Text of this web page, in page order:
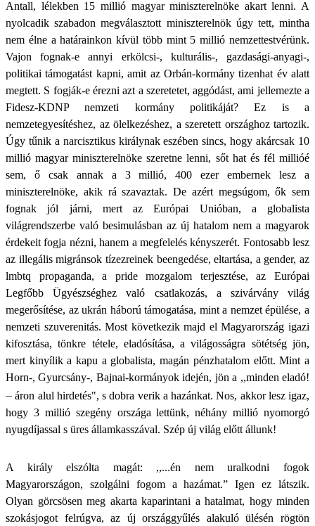
Antall, lélekben 15 millió magyar miniszterelnöke akart lenni. A
nyolcadik szabadon megválasztott miniszterelnök úgy tett, mintha
nem élne a határainkon kívül több mint 5 millió nemzettestvérünk.
Vajon fognak-e annyi erkölcsi-, kulturális-, gazdasági-anyagi-,
politikai támogatást kapni, amit az Orbán-kormány tizenhat év alatt
megtett. S fogják-e érezni azt a szeretetet, aggódást, ami jellemezte a
Fidesz-KDNP nemzeti kormány politikáját? Ez is a
nemzetegyesítéshez, az ölelkezéshez, a szeretett országhoz tartozik.
Úgy tűnik a narcisztikus királynak eszében sincs, hogy akárcsak 10
millió magyar miniszterelnöke szeretne lenni, sőt hat és fél millióé
sem, ő csak annak a 3 millió, 400 ezer embernek lesz a
miniszterelnöke, akik rá szavaztak. De azért megsúgom, ők sem
fognak jól járni, mert az Európai Unióban, a globalista
világrendszerbe való besimulásban az új hatalom nem a magyarok
érdekeit fogja nézni, hanem a megfelelés kényszerét. Fontosabb lesz
az illegális migránsok tízezreinek beengedése, eltartása, a gender, az
lmbtq propaganda, a pride mozgalom terjesztése, az Európai
Legfőbb Ügyészséghez való csatlakozás, a szivárvány világ
megerősítése, az ukrán háború támogatása, mint a nemzet épülése, a
nemzeti szuverenitás. Most következik majd el Magyarország igazi
kifosztása, tönkre tétele, eladósítása, a világosságra sötétség jön,
mert kinyílik a kapu a globalista, magán pénzhatalom előtt. Mint a
Horn-, Gyurcsány-, Bajnai-kormányok idején, jön a ,,minden eladó!
– áron alul hirdetés", s dobra verik a hazánkat. Nos, akkor lesz igaz,
hogy 3 millió szegény országa lettünk, néhány millió nyomorgó
nyugdíjassal s üres államkasszával. Szép új világ előtt állunk!
A király elszólta magát: ,,...én nem uralkodni fogok
Magyarországon, szolgálni fogom a hazámat.” Igen ez látszik.
Olyan görcsösen meg akarta kaparintani a hatalmat, hogy minden
szokásjogot felrúgva, az új országgyűlés alakuló ülésén rögtön